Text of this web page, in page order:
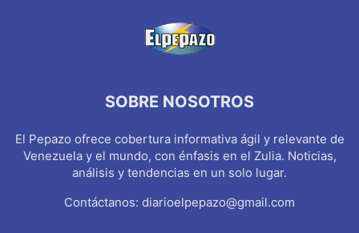
SOBRE NOSOTROS
El Pepazo ofrece cobertura informativa ágil y relevante de
Venezuela y el mundo, con énfasis en el Zulia. Noticias,
análisis y tendencias en un solo lugar.
Contáctanos: diarioelpepazo@gmail.com